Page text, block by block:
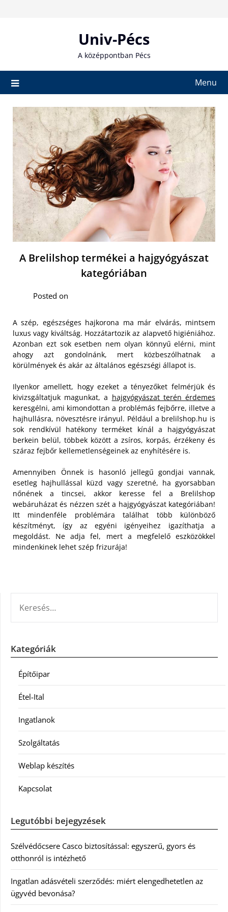
Univ-Pécs
A középpontban Pécs
Menu
A Brelilshop termékei a hajgyógyászat
kategóriában
Posted on
A szép, egészséges hajkorona ma már elvárás, mintsem
luxus vagy kiváltság. Hozzátartozik az alapvető higiéniához.
Azonban ezt sok esetben nem olyan könnyű elérni, mint
ahogy azt gondolnánk, mert közbeszólhatnak a
körülmények és akár az általános egészségi állapot is.
Ilyenkor amellett, hogy ezeket a tényezőket felmérjük és
kivizsgáltatjuk magunkat, a hajgyógyászat terén érdemes
keresgélni, ami kimondottan a problémás fejbőrre, illetve a
hajhullásra, növesztésre irányul. Például a brelilshop.hu is
sok rendkívül hatékony terméket kínál a hajgyógyászat
berkein belül, többek között a zsíros, korpás, érzékeny és
száraz fejbőr kellemetlenségeinek az enyhítésére is.
Amennyiben Önnek is hasonló jellegű gondjai vannak,
esetleg hajhullással küzd vagy szeretné, ha gyorsabban
nőnének a tincsei, akkor keresse fel a Brelilshop
webáruházat és nézzen szét a hajgyógyászat kategóriában!
Itt mindenféle problémára találhat több különböző
készítményt, így az egyéni igényeihez igazíthatja a
megoldást. Ne adja fel, mert a megfelelő eszközökkel
mindenkinek lehet szép frizurája!
Kategóriák
Építőipar
Étel-Ital
Ingatlanok
Szolgáltatás
Weblap készítés
Kapcsolat
Legutóbbi bejegyzések
Szélvédőcsere Casco biztosítással: egyszerű, gyors és
otthonról is intézhető
Ingatlan adásvételi szerződés: miért elengedhetetlen az
ügyvéd bevonása?